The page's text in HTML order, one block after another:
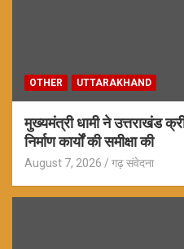
OTHER UTTARAKHAND
मुख्यमंत्री धामी ने उत्तराखंड
निर्माण कार्यों की समीक्षा की
August 7, 2026 गढ़ संवेदना